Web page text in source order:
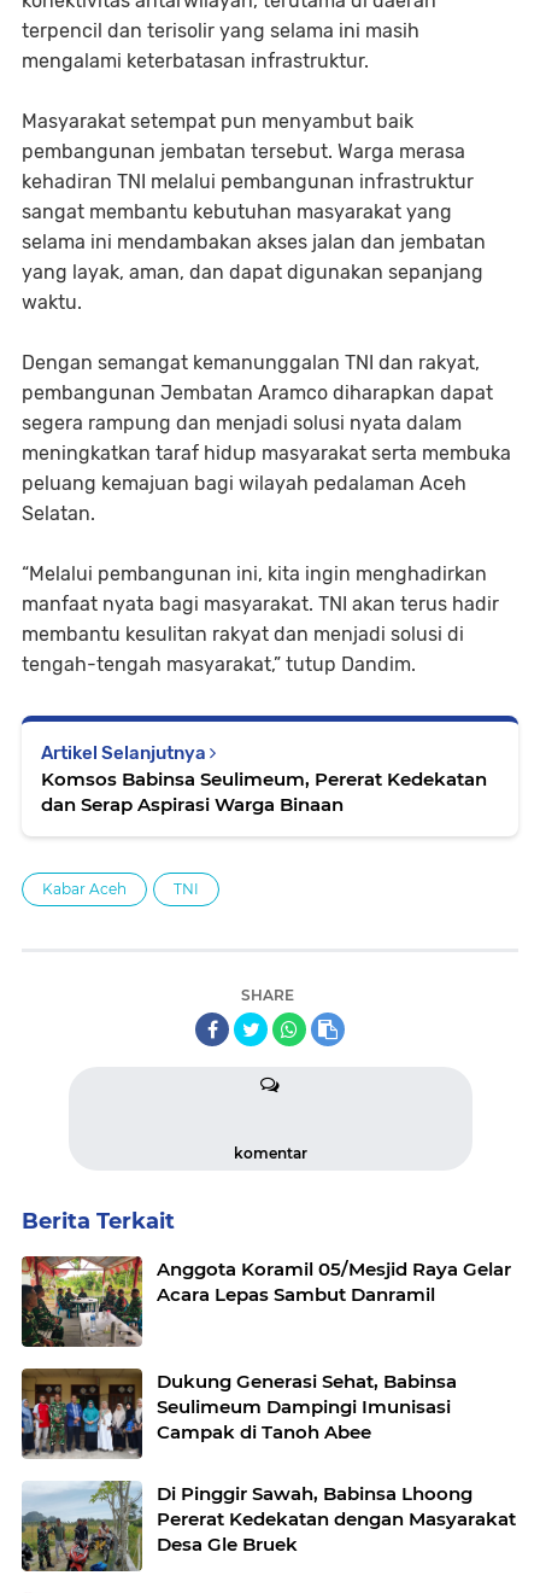
terpencil dan terisolir yang selama ini masih
mengalami keterbatasan infrastruktur.
Masyarakat setempat pun menyambut baik
pembangunan jembatan tersebut. Warga merasa
kehadiran TNI melalui pembangunan infrastruktur
sangat membantu kebutuhan masyarakat yang
selama ini mendambakan akses jalan dan jembatan
yang layak, aman, dan dapat digunakan sepanjang
waktu.
Dengan semangat kemanunggalan TNI dan rakyat,
pembangunan Jembatan Aramco diharapkan dapat
segera rampung dan menjadi solusi nyata dalam
meningkatkan taraf hidup masyarakat serta membuka
peluang kemajuan bagi wilayah pedalaman Aceh
Selatan.
“Melalui pembangunan ini, kita ingin menghadirkan
manfaat nyata bagi masyarakat. TNI akan terus hadir
membantu kesulitan rakyat dan menjadi solusi di
tengah-tengah masyarakat,” tutup Dandim.
Artikel Selanjutnya
Komsos Babinsa Seulimeum, Pererat Kedekatan
dan Serap Aspirasi Warga Binaan
Kabar Aceh TNI
SHARE
komentar
Berita Terkait
Anggota Koramil 05/Mesjid Raya Gelar
Acara Lepas Sambut Danramil
Dukung Generasi Sehat, Babinsa
Seulimeum Dampingi Imunisasi
Campak di Tanoh Abee
Di Pinggir Sawah, Babinsa Lhoong
Pererat Kedekatan dengan Masyarakat
Desa Gle Bruek